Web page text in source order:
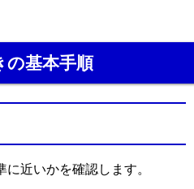
の基本手順
近いかを確認します。